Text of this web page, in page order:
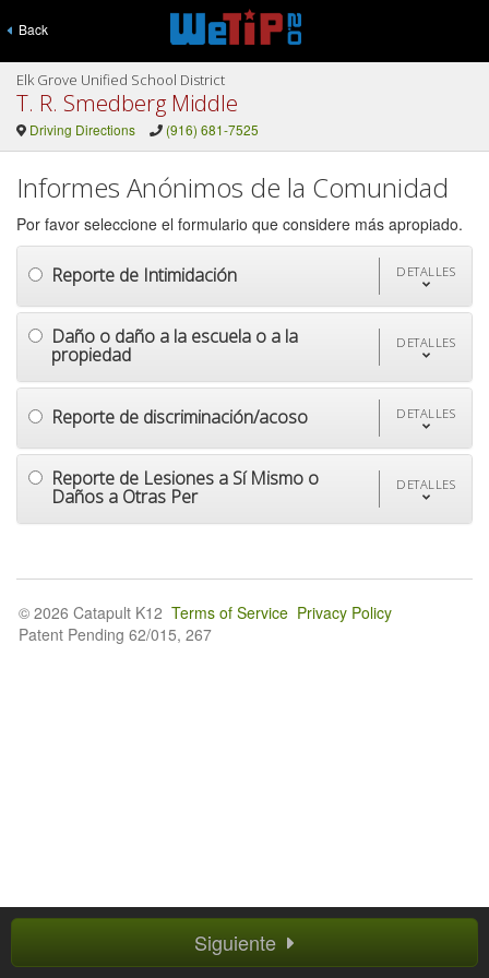
Back
Elk Grove Unified School District
T. R. Smedberg Middle
Driving Directions (916) 681-7525
Informes Anónimos de la Comunidad
Por favor seleccione el formulario que considere más apropiado.
Reporte de Intimidación DETALLES
Daño o daño a la escuela o a la
propiedad
DETALLES
Reporte de discriminación/acoso DETALLES
Reporte de Lesiones a Sí Mismo o
Daños a Otras Per
DETALLES
Siguiente
© 2026 Catapult K12 Terms of Service Privacy Policy
Patent Pending 62/015, 267